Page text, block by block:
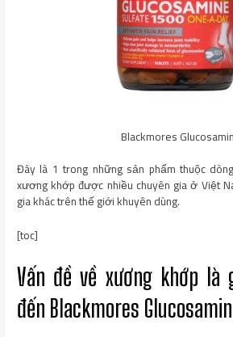
Blackmores
Đây là 1 trong những sản phẩm thuộc
xương khớp được nhiều chuyên gia ở Việt
gia khác trên thế giới khuyên dùng.
[toc]
Vấn đề về xương khớp là
đến Blackmores